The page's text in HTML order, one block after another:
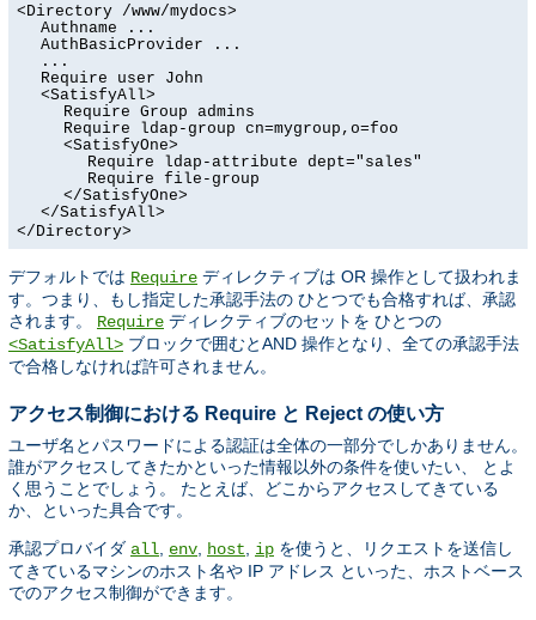
<Directory /www/mydocs>
Authname ...
AuthBasicProvider ...
...
Require user John
<SatisfyAll>
Require Group admins
Require ldap-group cn=mygroup,o=foo
<SatisfyOne>
Require ldap-attribute dept="sales"
Require file-group
</SatisfyOne>
</SatisfyAll>
</Directory>
デフォルトでは Require ディレクティブは OR 操作として扱われま
す。つまり、もし指定した承認手法の ひとつでも合格すれば、承認
されます。 Require ディレクティブのセットを ひとつの
<SatisfyAll> ブロックで囲むとAND 操作となり、全ての承認手法
で合格しなければ許可されません。
アクセス制御における Require と Reject の使い方
ユーザ名とパスワードによる認証は全体の一部分でしかありません。
誰がアクセスしてきたかといった情報以外の条件を使いたい、 とよ
く思うことでしょう。 たとえば、どこからアクセスしてきている
か、といった具合です。
承認プロバイダ all env host ip を使うと、リクエストを送信し
てきているマシンのホスト名や IP アドレス といった、ホストベース
でのアクセス制御ができます。